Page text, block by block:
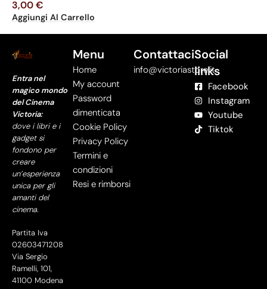
3,00€
Aggiungi Al Carrello
Entra nel
magico mondo
del Cinema
Victoria:
dove i libri e i
gadget si
fondono per
creare
un’esperienza
unica per gli
amanti del
cinema.
Partita Iva
02603471208
Via Sergio
Ramelli, 101,
41100 Modena
Menu
Home
My account
Password
dimenticata
Cookie Policy
Privacy Policy
Termini e
condizioni
Resi e rimborsi
Contattaci
info@victoriastore.it
Social
links
Facebook
Instagram
Youtube
Tiktok